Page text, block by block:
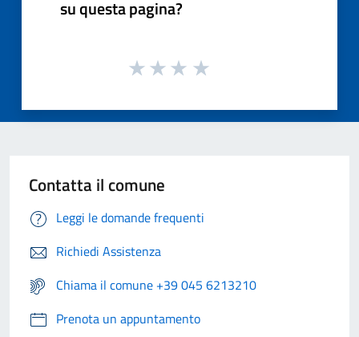
su questa pagina?
Contatta il comune
Leggi le domande frequenti
Richiedi Assistenza
Chiama il comune +39 045 6213210
Prenota un appuntamento